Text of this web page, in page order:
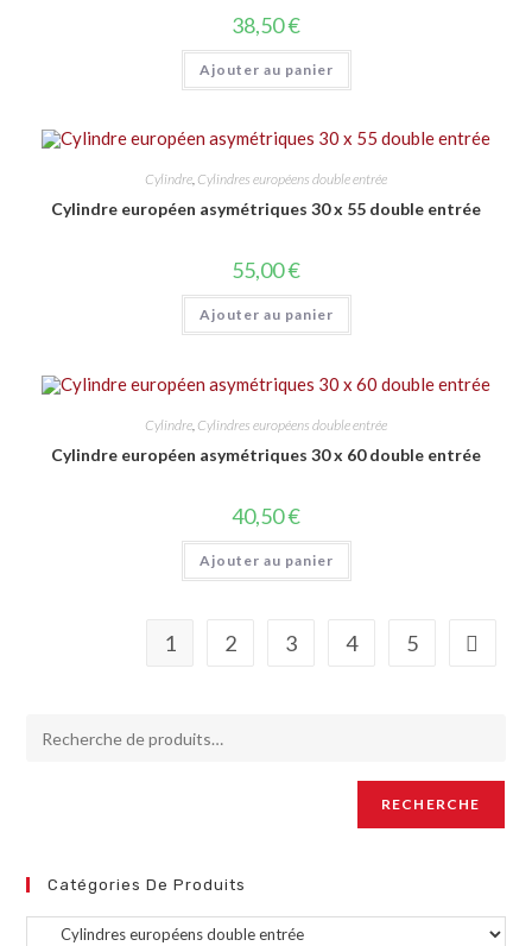
38,50€
Ajouter au panier
Cylindre, Cylindres européens double entrée
Cylindre européen asymétriques 30 x 55 double entrée
55,00€
Ajouter au panier
Cylindre Cylindres européens double entrée
Cylindre européen asymétriques 30 x 60 double entrée
40,50€
Ajouter au panier
1 2 3 4 5
RECHERCHE
Catégories De Produits